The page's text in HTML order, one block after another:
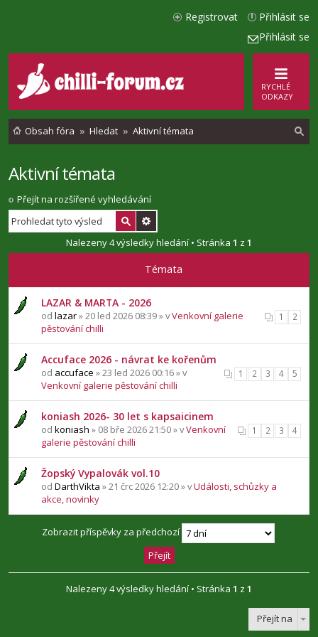
Přihlásit se
Přihlásit se
Registrovat
RYCHLÉ
ODKAZY
Obsah fóra Hledat Aktivní témata
t
Aktivní témata
Přejít na rozšířené vyhledávání
Nalezeny 4 výsledky hledání • Stránka 1 z 1
Témata
LAZAR & MARTA - 2026
1 2
od lazar» 20 led 2026 08:39 » vVenkovní galerie
pěstování chilli
Accuface 2026 - návrat ke kořenům
1 2 3 4 5
od accuface » 23 led 2026 00:16 » v
Venkovní galerie pěstování chilli
koniash 2026- 30 let s kapsaicinem
1 2 3 4
od koniash » 08 bře 2026 21:50 » vVenkovní
galerie pěstování chilli
Žopský Vypalovák vol.10
od DarthVikta » 21 črc 2026 12:20 » vUdálosti, schůzky a
akce, novinky
Zobrazit příspěvky za předchozí
Nalezeny 4 výsledky hledání • Stránka 1 z 1
Přejít na